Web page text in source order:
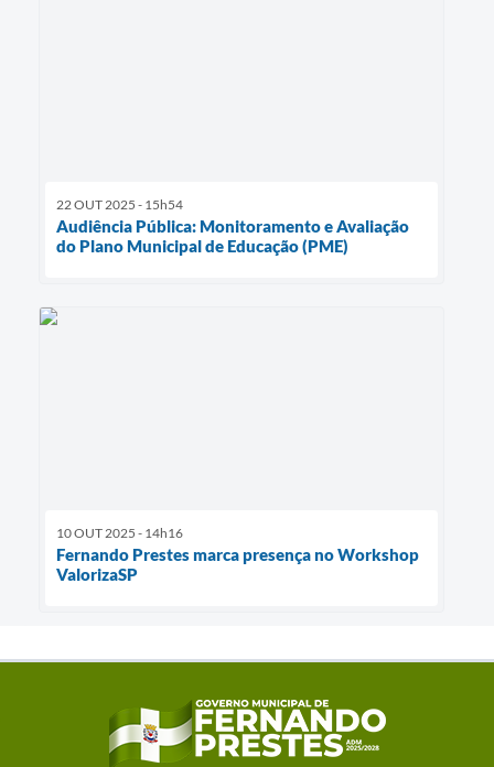
22 OUT 2025 - 15h54
Audiência Pública: Monitoramento e Avaliação
do Plano Municipal de Educação (PME)
10 OUT 2025 - 14h16
Fernando Prestes marca presença no Workshop
ValorizaSP